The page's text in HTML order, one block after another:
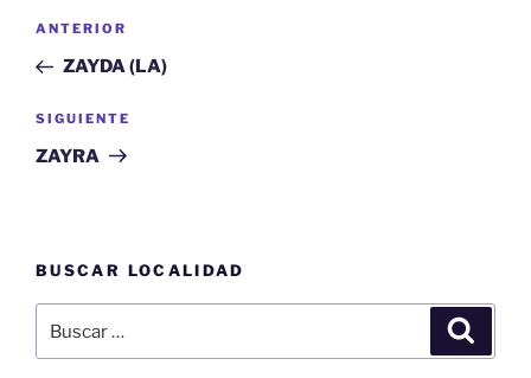
Navegación
entradas
Entrada
anterior:
ANTERIOR
ZAYDA (LA)
Siguiente
entrada
SIGUIENTE
ZAYRA
BUSCAR LOCALIDAD
por: